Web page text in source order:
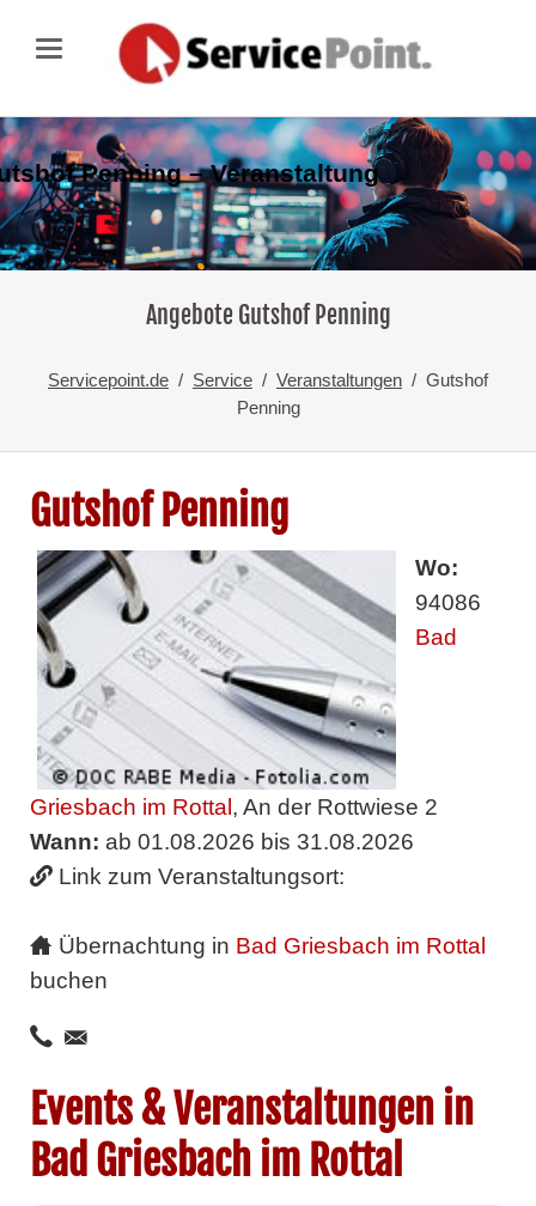
Penning – Veranstaltung
Angebote Gutshof Penning
Servicepoint.de Service Veranstaltungen
Gutshof
Penning
Gutshof Penning
Wo:
94086
Bad
Griesbach im Rottal, An der Rottwiese 2
Wann: ab 01.08.2026 bis 31.08.2026
Link zum Veranstaltungsort:
Übernachtung in Bad Griesbach im Rottal
buchen
Events & Veranstaltungen in
Bad Griesbach im Rottal